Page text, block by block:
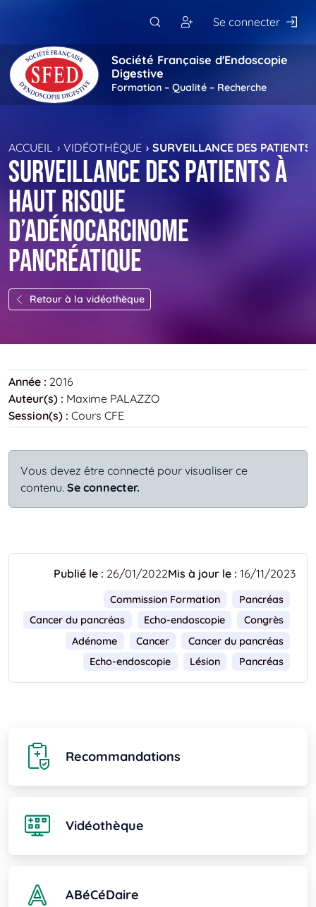
Se connecter
Société Française d'Endoscopie
Digestive
Formation – Qualité – Recherche
ACCUEIL VIDÉOTHÈQUE SURVEILLANCE DES
Surveillance des patients à
haut risque
d’adénocarcinome
pancréatique
Retour à la vidéothèque
Année : 2016
Auteur(s) : Maxime PALAZZO
Session(s) : Cours CFE
Vous devez être connecté pour visualiser ce
contenu. Se connecter.
Publié le : 26/01/2022Mis à jour le : 16/11/2023
Commission Formation
Pancréas
Cancer du pancréas
Echo-endoscopie
Congrès
Adénome
Cancer
Cancer du pancréas
Echo-endoscopie
Lésion Pancréas
Recommandations
Vidéothèque
ABéCéDaire